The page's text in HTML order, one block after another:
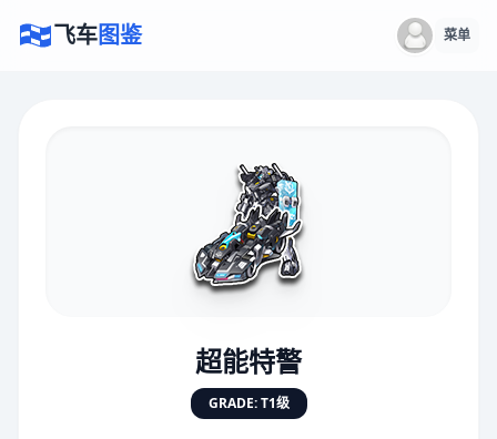
飞车图鉴 菜单
超能特警
GRADE: T1级
★★★
★★★★★★★